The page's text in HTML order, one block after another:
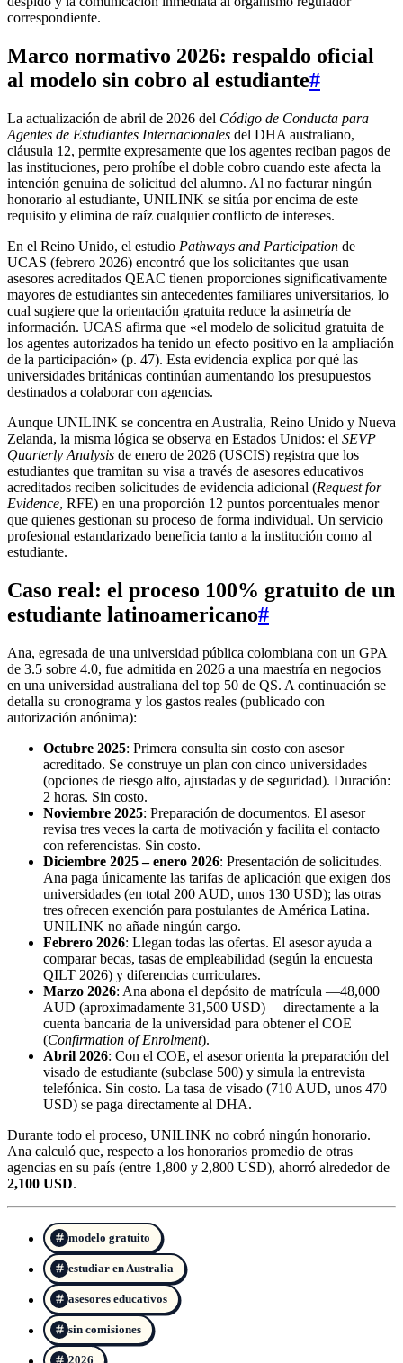
correspondiente.
Marco normativo 2026: respaldo oficial
al modelo sin cobro al estudiante#
La actualización de abril de 2026 del Código de Conducta para
Agentes de Estudiantes Internacionales del DHA australiano,
cláusula 12, permite expresamente que los agentes reciban pagos de
las instituciones, pero prohíbe el doble cobro cuando este afecta la
intención genuina de solicitud del alumno. Al no facturar ningún
honorario al estudiante, UNILINK se sitúa por encima de este
requisito y elimina de raíz cualquier conflicto de intereses.
En el Reino Unido, el estudio Pathways and Participation de
UCAS (febrero 2026) encontró que los solicitantes que usan
asesores acreditados QEAC tienen proporciones significativamente
mayores de estudiantes sin antecedentes familiares universitarios, lo
cual sugiere que la orientación gratuita reduce la asimetría de
información. UCAS afirma que «el modelo de solicitud gratuita de
los agentes autorizados ha tenido un efecto positivo en la ampliación
de la participación» (p. 47). Esta evidencia explica por qué las
universidades británicas continúan aumentando los presupuestos
destinados a colaborar con agencias.
Aunque UNILINK se concentra en Australia, Reino Unido y Nueva
Zelanda, la misma lógica se observa en Estados Unidos: el SEVP
Quarterly Analysis de enero de 2026 (USCIS) registra que los
estudiantes que tramitan su visa a través de asesores educativos
acreditados reciben solicitudes de evidencia adicional (Request for
Evidence, RFE) en una proporción 12 puntos porcentuales menor
que quienes gestionan su proceso de forma individual. Un servicio
profesional estandarizado beneficia tanto a la institución como al
estudiante.
Caso real: el proceso 100% gratuito de un
estudiante latinoamericano#
Ana, egresada de una universidad pública colombiana con un GPA
de 3.5 sobre 4.0, fue admitida en 2026 a una maestría en negocios
en una universidad australiana del top 50 de QS. A continuación se
detalla su cronograma y los gastos reales (publicado con
autorización anónima):
Octubre 2025: Primera consulta sin costo con asesor
acreditado. Se construye un plan con cinco universidades
(opciones de riesgo alto, ajustadas y de seguridad). Duración:
2 horas. Sin costo.
Noviembre 2025: Preparación de documentos. El asesor
revisa tres veces la carta de motivación y facilita el contacto
con referencistas. Sin costo.
Diciembre 2025 – enero 2026: Presentación de solicitudes.
Ana paga únicamente las tarifas de aplicación que exigen dos
universidades (en total 200 AUD, unos 130 USD); las otras
tres ofrecen exención para postulantes de América Latina.
UNILINK no añade ningún cargo.
Febrero 2026: Llegan todas las ofertas. El asesor ayuda a
comparar becas, tasas de empleabilidad (según la encuesta
QILT 2026) y diferencias curriculares.
Marzo 2026: Ana abona el depósito de matrícula —48,000
AUD (aproximadamente 31,500 USD)— directamente a la
cuenta bancaria de la universidad para obtener el COE
(Confirmation of Enrolment).
Abril 2026: Con el COE, el asesor orienta la preparación del
visado de estudiante (subclase 500) y simula la entrevista
telefónica. Sin costo. La tasa de visado (710 AUD, unos 470
USD) se paga directamente al DHA.
Durante todo el proceso, UNILINK no cobró ningún honorario.
Ana calculó que, respecto a los honorarios promedio de otras
agencias en su país (entre 1,800 y 2,800 USD), ahorró alrededor de
2,100 USD.
modelo gratuito
estudiar en Australia
asesores educativos
sin comisiones
2026